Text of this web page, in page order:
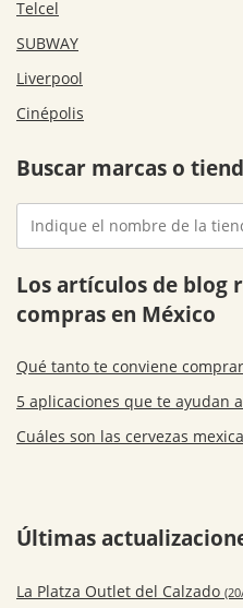
Telcel
SUBWAY
Liverpool
Cinépolis
Buscar marcas o
Los artículos de blog
compras en México
Qué tanto te conviene
5 aplicaciones que te ayudan
Cuáles son las cervezas
Últimas
La Platza Outlet del Calzado